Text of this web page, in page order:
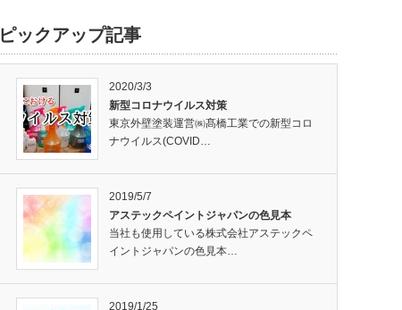
ピックアップ記事
2020/3/3
新型コロナウイルス対策
東京外壁塗装運営㈱髙橋工業での新型コロ
ナウイルス(COVID…
2019/5/7
アステックペイントジャパンの色見本
当社も使用している株式会社アステックペ
イントジャパンの色見本…
2019/1/25